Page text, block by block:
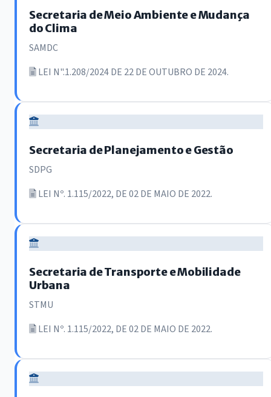
Secretaria de Meio Ambiente e Mudança
do Clima
SAMDC
LEI N".1.208/2024 DE 22 DE OUTUBRO DE 2024.
Secretaria de Planejamento e Gestão
SDPG
LEI Nº. 1.115/2022, DE 02 DE MAIO DE 2022.
Secretaria de Transporte e Mobilidade
Urbana
STMU
LEI Nº. 1.115/2022, DE 02 DE MAIO DE 2022.